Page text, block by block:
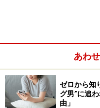
初の緊急事態宣言が出
あわ
ゼロから知
グ男”に追
由」